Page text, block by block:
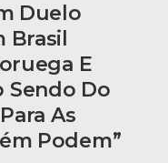
Duelo
Brasil
E
Sendo Do
As
Podem”